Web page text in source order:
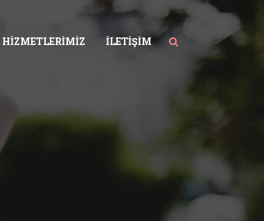
HIZMETLERIMIZ İLETIŞIM